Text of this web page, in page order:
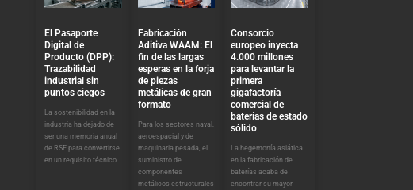
El Pasaporte
Digital de
Producto (DPP):
Trazabilidad
industrial sin
puntos ciegos
La sostenibilidad en la
industria ha dejado de
ser una memoria anual
de RSE para convertirse
en un requisito técnico
Fabricación
Aditiva WAAM: El
fin de las largas
esperas en la forja
de piezas
metálicas de gran
formato
Para los sectores naval,
aeroespacial y de
maquinaria pesada, el
suministro de
componentes
metálicos estructurales
Consorcio
europeo inyecta
4.000 millones
para levantar la
primera
gigafactoría
comercial de
baterías de estado
sólido
La hegemonía asiática
en la fabricación de
baterías acaba de
encontrar su mayor